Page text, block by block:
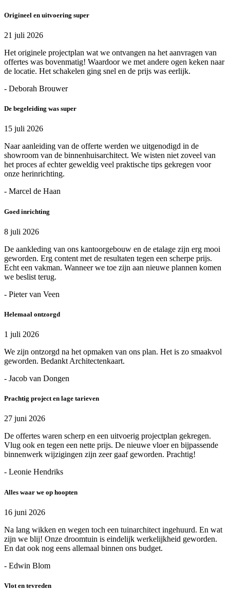
Origineel en uitvoering super
21 juli 2026
Het originele projectplan wat we ontvangen na het aanvragen van
offertes was bovenmatig! Waardoor we met andere ogen keken naar
de locatie. Het schakelen ging snel en de prijs was eerlijk.
- Deborah Brouwer
De begeleiding was super
15 juli 2026
Naar aanleiding van de offerte werden we uitgenodigd in de
showroom van de binnenhuisarchitect. We wisten niet zoveel van
het proces af echter geweldig veel praktische tips gekregen voor
onze herinrichting.
- Marcel de Haan
Goed inrichting
8 juli 2026
De aankleding van ons kantoorgebouw en de etalage zijn erg mooi
geworden. Erg content met de resultaten tegen een scherpe prijs.
Echt een vakman. Wanneer we toe zijn aan nieuwe plannen komen
we beslist terug.
- Pieter van Veen
Helemaal ontzorgd
1 juli 2026
We zijn ontzorgd na het opmaken van ons plan. Het is zo smaakvol
geworden. Bedankt Architectenkaart.
- Jacob van Dongen
Prachtig project en lage tarieven
27 juni 2026
De offertes waren scherp en een uitvoerig projectplan gekregen.
Vlug ook en tegen een nette prijs. De nieuwe vloer en bijpassende
binnenwerk wijzigingen zijn zeer gaaf geworden. Prachtig!
- Leonie Hendriks
Alles waar we op hoopten
16 juni 2026
Na lang wikken en wegen toch een tuinarchitect ingehuurd. En wat
zijn we blij! Onze droomtuin is eindelijk werkelijkheid geworden.
En dat ook nog eens allemaal binnen ons budget.
- Edwin Blom
Vlot en tevreden